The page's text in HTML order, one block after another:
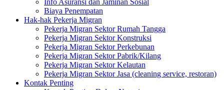
Info Asuransi dan Jaminan Sosial
Biaya Penempatan
Hak-hak Pekerja Migran
Pekerja Migran Sektor Rumah Tangga
Pekerja Migran Sektor Konstruksi
Pekerja Migran Sektor Perkebunan
Pekerja Migran Sektor Pabrik/Kilang
Pekerja Migran Sektor Kelautan
Pekerja Migran Sektor Jasa (cleaning service, restoran)
Kontak Penting